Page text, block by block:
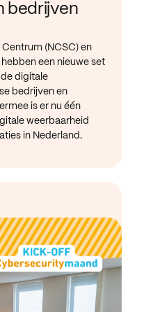
bedrijven
(NCSC) en
een nieuwe set
digitale
bedrijven en
is er nu één
weerbaarheid
in Nederland.